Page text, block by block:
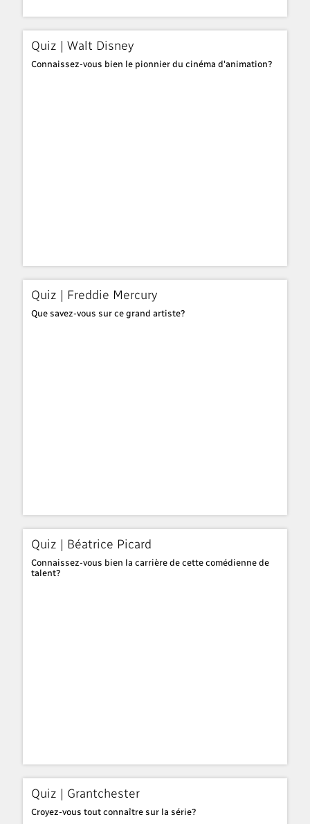
Quiz | Walt Disney
Connaissez-vous bien le pionnier du cinéma d'animation?
Quiz | Freddie Mercury
Que savez-vous sur ce grand artiste?
Quiz | Béatrice Picard
Connaissez-vous bien la carrière de cette comédienne de
talent?
Quiz | Grantchester
Croyez-vous tout connaître sur la série?